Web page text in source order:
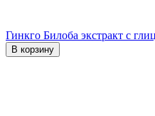
Гинкго Билоба экстракт с
В корзину